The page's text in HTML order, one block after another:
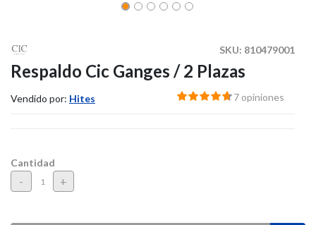
SKU: 810479001
Respaldo Cic Ganges / 2 Plazas
Vendido por: Hites 7 opiniones
Cantidad
- +